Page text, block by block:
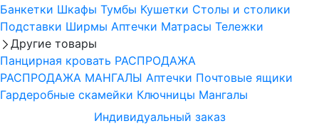
Банкетки Шкафы Тумбы Кушетки Столы и столики
Подставки Ширмы Аптечки Матрасы Тележки
Другие товары
Панцирная кровать РАСПРОДАЖА
РАСПРОДАЖА МАНГАЛЫ Аптечки Почтовые ящики
Гардеробные скамейки Ключницы Мангалы
Индивидуальный заказ